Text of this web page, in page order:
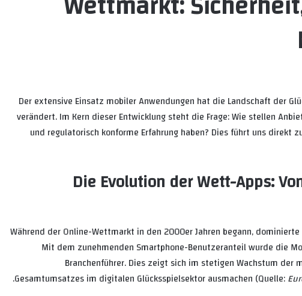
Der extensive Einsatz mobiler Anwendungen hat die Landschaft der
verändert. Im Kern dieser Entwicklung steht die Frage: Wie stellen
und regulatorisch konforme Erfahrung haben? Dies führt uns direkt
Die Evolution der Wett-Apps:
Während der Online-Wettmarkt in den 2000er Jahren begann,
Mit dem zunehmenden Smartphone-Benutzeranteil wurde die
Branchenführer. Dies zeigt sich im stetigen Wachstum
Gesamtumsatzes im digitalen Glücksspielsektor ausmachen (Quelle: